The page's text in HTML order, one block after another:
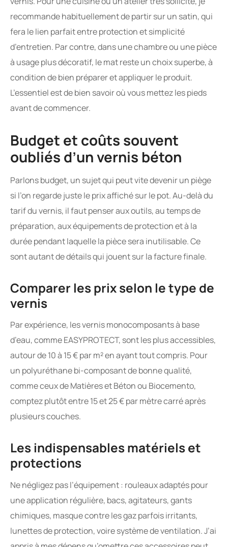
recommande habituellement de partir sur un satin, qui
fera le lien parfait entre protection et simplicité
d’entretien. Par contre, dans une chambre ou une pièce
à usage plus décoratif, le mat reste un choix superbe, à
condition de bien préparer et appliquer le produit.
L’essentiel est de bien savoir où vous mettez les pieds
avant de commencer.
Budget et coûts souvent
oubliés d’un vernis béton
Parlons budget, un sujet qui peut vite devenir un piège
si l’on regarde juste le prix affiché sur le pot. Au-delà du
tarif du vernis, il faut penser aux outils, au temps de
préparation, aux équipements de protection et à la
durée pendant laquelle la pièce sera inutilisable. Ce
sont autant de détails qui jouent sur la facture finale.
Comparer les prix selon le type de
vernis
Par expérience, les vernis monocomposants à base
d’eau, comme EASYPROTECT, sont les plus accessibles,
autour de 10 à 15 € par m² en ayant tout compris. Pour
un polyuréthane bi-composant de bonne qualité,
comme ceux de Matières et Béton ou Biocemento,
comptez plutôt entre 15 et 25 € par mètre carré après
plusieurs couches.
Les indispensables matériels et
protections
Ne négligez pas l’équipement : rouleaux adaptés pour
une application régulière, bacs, agitateurs, gants
chimiques, masque contre les gaz parfois irritants,
lunettes de protection, voire système de ventilation. J’ai